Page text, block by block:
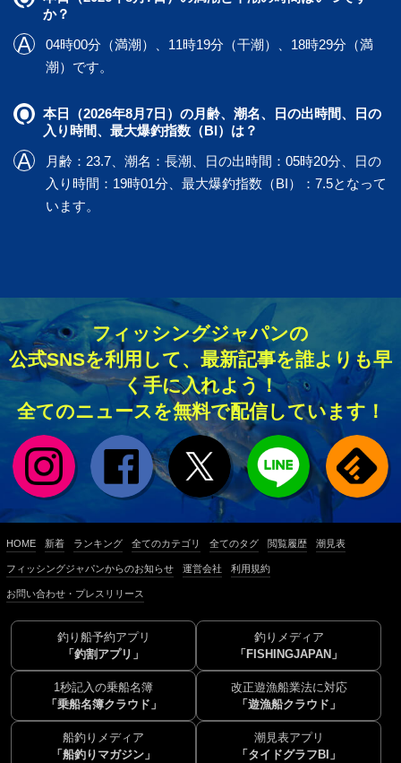
か？
04時00分（満潮）、11時19分（干潮）、18時29分（満
潮）です。
本日（2026年8月7日）の月齢、潮名、日の出時間、日の
入り時間、最大爆釣指数（BI）は？
月齢：23.7、潮名：長潮、日の出時間：05時20分、日の
入り時間：19時01分、最大爆釣指数（BI）：7.5となって
います。
フィッシングジャパンの
公式SNSを利用して、最新記事を誰よりも早
く手に入れよう！
全てのニュースを無料で配信しています！
HOME 新着 ランキング 全てのカテゴリ 全てのタグ 閲覧履歴 潮見表
フィッシングジャパンからのお知らせ 運営会社 利用規約
お問い合わせ・プレスリリース
釣り船予約アプリ
「釣割アプリ」
釣りメディア
「FISHINGJAPAN」
1秒記入の乗船名簿
「乗船名簿クラウド」
改正遊漁船業法に対応
「遊漁船クラウド」
船釣りメディア
「船釣りマガジン」
潮見表アプリ
「タイドグラフBI」